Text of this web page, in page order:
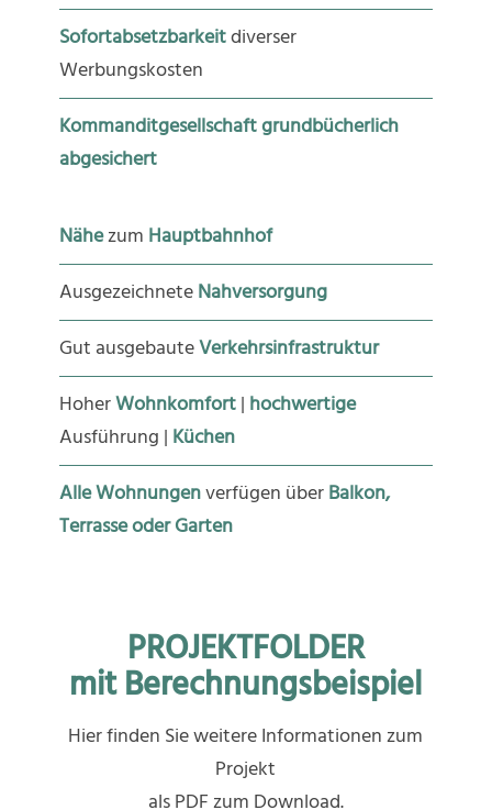
Sofortabsetzbarkeitdiverser
Werbungskosten
Kommanditgesellschaft grundbücherlich
abgesichert
Nähezum Hauptbahnhof
AusgezeichneteNahversorgung
Gut ausgebauteVerkehrsinfrastruktur
HoherWohnkomfort| hochwertige
Ausführung | Küchen
AlleWohnungenverfügen überBalkon,
Terrasse oder Garten
PROJEKTFOLDER
mit Berechnungsbeispiel
Hier finden Sie weitere Informationen zum
Projekt
als PDF zum Download.